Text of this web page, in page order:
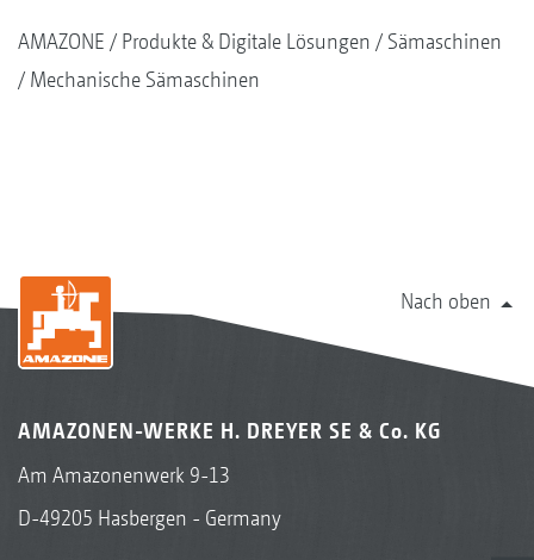
AMAZONE Produkte & Digitale Lösungen
Sämaschinen
Mechanische Sämaschinen
Nach oben
AMAZONEN-WERKE H. DREYER SE & Co. KG
Am Amazonenwerk 9-13
D-49205 Hasbergen - Germany